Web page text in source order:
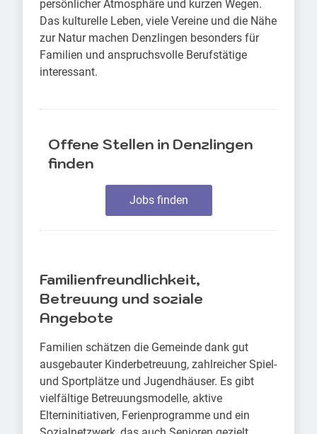
persönlicher Atmosphäre und kurzen Wegen.
Das kulturelle Leben, viele Vereine und die Nähe
zur Natur machen Denzlingen besonders für
Familien und anspruchsvolle Berufstätige
interessant.
Offene Stellen in Denzlingen
finden
Jobs finden
Familienfreundlichkeit,
Betreuung und soziale
Angebote
Familien schätzen die Gemeinde dank gut
ausgebauter Kinderbetreuung, zahlreicher Spiel-
und Sportplätze und Jugendhäuser. Es gibt
vielfältige Betreuungsmodelle, aktive
Elterninitiativen, Ferienprogramme und ein